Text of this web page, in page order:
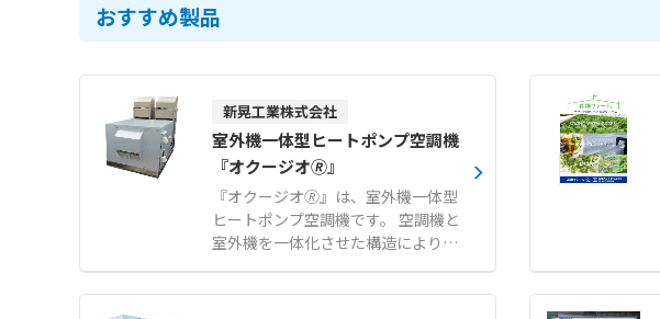
おすすめ製品
新晃工業株式会社
室外機一体型ヒートポンプ空調機
『オクージオ🄬』
『オクージオ🄬』は、室外機一体型
ヒートポンプ空調機です。 空調機と
室外機を一体化させた構造により、
限られたスペースでも効率的に設置
が行えます。 新鮮な外気を常時取り